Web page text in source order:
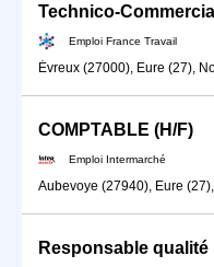
Emploi France Travail
Évreux (27000), Eure (27),
COMPTABLE (H/F)
Emploi Intermarché
Aubevoye (27940), Eure
Responsable qualité